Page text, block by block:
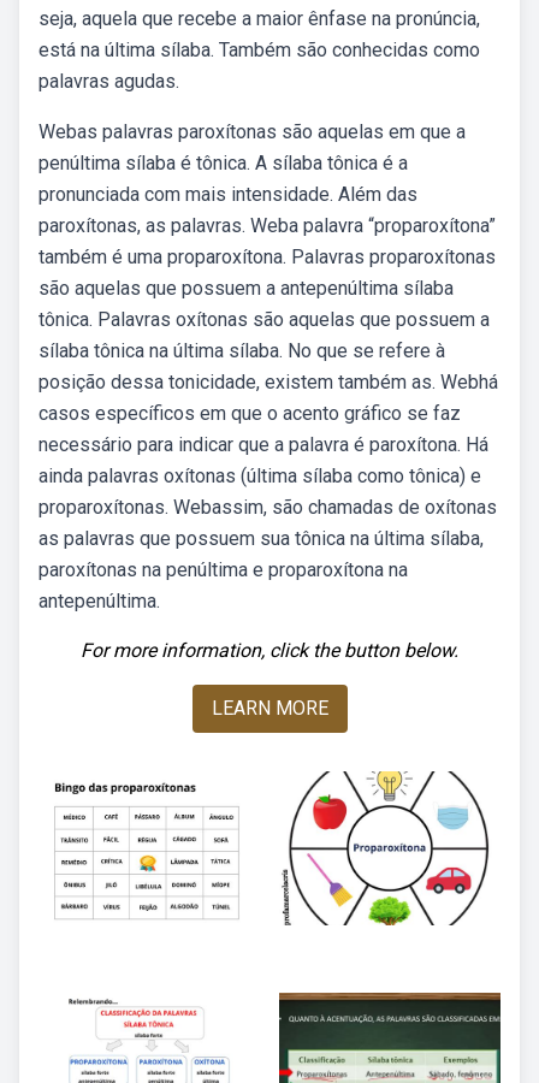
seja, aquela que recebe a maior ênfase na pronúncia,
está na última sílaba. Também são conhecidas como
palavras agudas.
Webas palavras paroxítonas são aquelas em que a
penúltima sílaba é tônica. A sílaba tônica é a
pronunciada com mais intensidade. Além das
paroxítonas, as palavras. Weba palavra “proparoxítona”
também é uma proparoxítona. Palavras proparoxítonas
são aquelas que possuem a antepenúltima sílaba
tônica. Palavras oxítonas são aquelas que possuem a
sílaba tônica na última sílaba. No que se refere à
posição dessa tonicidade, existem também as. Webhá
casos específicos em que o acento gráfico se faz
necessário para indicar que a palavra é paroxítona. Há
ainda palavras oxítonas (última sílaba como tônica) e
proparoxítonas. Webassim, são chamadas de oxítonas
as palavras que possuem sua tônica na última sílaba,
paroxítonas na penúltima e proparoxítona na
antepenúltima.
For more information, click the button below.
LEARN MORE